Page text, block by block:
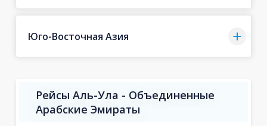
Юго-Восточная Азия
Рейсы Аль-Ула - Объединенные
Арабские Эмираты